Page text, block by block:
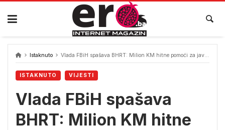
Skip
content
Istaknuto Vlada FBiH spašava BHRT: Milion KM hitne pomoći za javni servis
ISTAKNUTO VIJESTI
Vlada FBiH spašava
BHRT: Milion KM hitne